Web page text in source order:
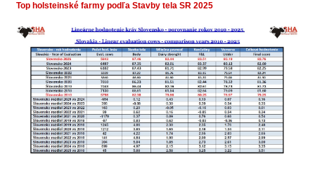
Top holsteinské farmy podľa Stavby tela SR 2025